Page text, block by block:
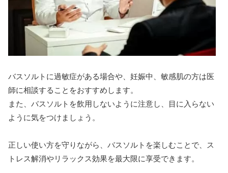
バスソルトに過敏症がある場合や、妊娠中、敏感肌の方は医
師に相談することをおすすめします。
また、バスソルトを飲用しないように注意し、目に入らない
ように気をつけましょう。
正しい使い方を守りながら、バスソルトを楽しむことで、ス
トレス解消やリラックス効果を最大限に享受できます。